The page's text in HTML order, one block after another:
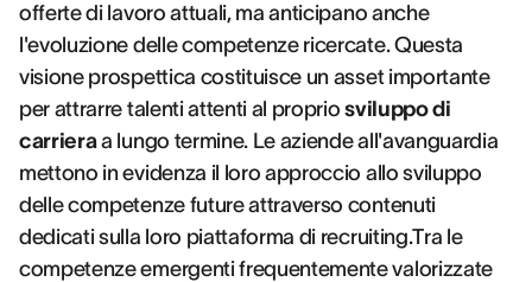
offerte di lavoro attuali, ma anticipano anche
l'evoluzione delle competenze ricercate. Questa
visione prospettica costituisce un asset importante
per attrarre talenti attenti al propriosviluppo di
carrieraa lungo termine. Le aziende all'avanguardia
mettono in evidenza il loro approccio allo sviluppo
delle competenze future attraverso contenuti
dedicati sulla loro piattaforma di recruiting.Tra le
competenze emergenti frequentemente valorizzate